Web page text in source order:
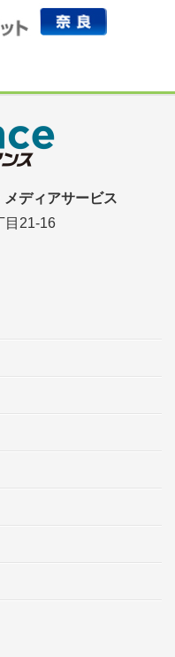
ディアサービス
目21-16